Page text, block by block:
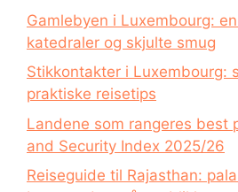
Gamlebyen i Luxembourg:
katedraler og skjulte smug
Stikkontakter i Luxembourg:
praktiske reisetips
Landene som rangeres best
and Security Index 2025/26
Reiseguide til Rajasthan: